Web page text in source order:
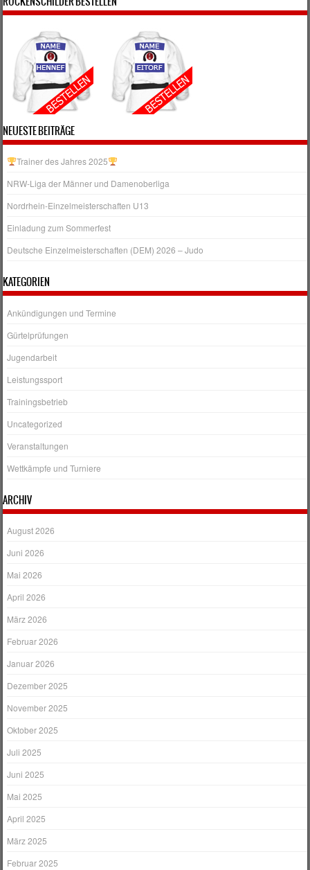
NEUESTE BEITRÄGE
Trainer des Jahres 2025
NRW‑Liga der Männer und Damenoberliga
Nordrhein-Einzelmeisterschaften U13
Einladung zum Sommerfest
Deutsche Einzelmeisterschaften (DEM) 2026 – Judo
KATEGORIEN
Ankündigungen und Termine
Gürtelprüfungen
Jugendarbeit
Leistungssport
Trainingsbetrieb
Uncategorized
Veranstaltungen
Wettkämpfe und Turniere
ARCHIV
August 2026
Juni 2026
Mai 2026
April 2026
März 2026
Februar 2026
Januar 2026
Dezember 2025
November 2025
Oktober 2025
Juli 2025
Juni 2025
Mai 2025
April 2025
März 2025
Februar 2025